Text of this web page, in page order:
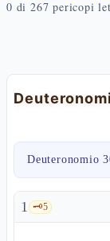
0 di 267 pericopi
Deuteronomio
1 🗝️5